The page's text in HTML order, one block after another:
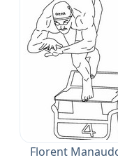
Florent